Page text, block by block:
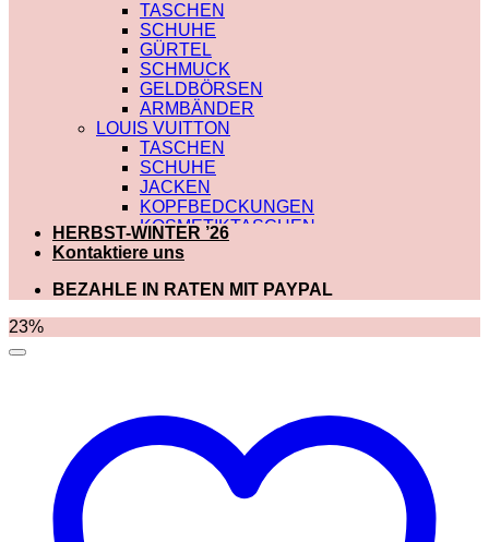
TASCHEN
SCHUHE
GÜRTEL
SCHMUCK
GELDBÖRSEN
ARMBÄNDER
LOUIS VUITTON
TASCHEN
SCHUHE
JACKEN
KOPFBEDCKUNGEN
KOSMETIKTASCHEN
SCHALS
SCHULTERRIEMEN
GÜRTEL
GELDBÖRSEN
KOSMETIKTASCHEN
KOPFBEDCKUNGEN
JACKEN
HOODIES UND
SWEATSHIRTS
HERBST-WINTER ’26
Kontaktiere uns
BEZAHLE IN RATEN MIT PAYPAL
23%